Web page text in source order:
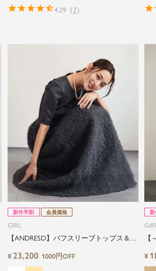
4.29 （7）
新作早割 会員価格
GIRL
【ANDRESD】パフスリーブトップス＆ボ
ードレス
¥23,200 1000円OFF
新
GIRL
ビ
セ
¥